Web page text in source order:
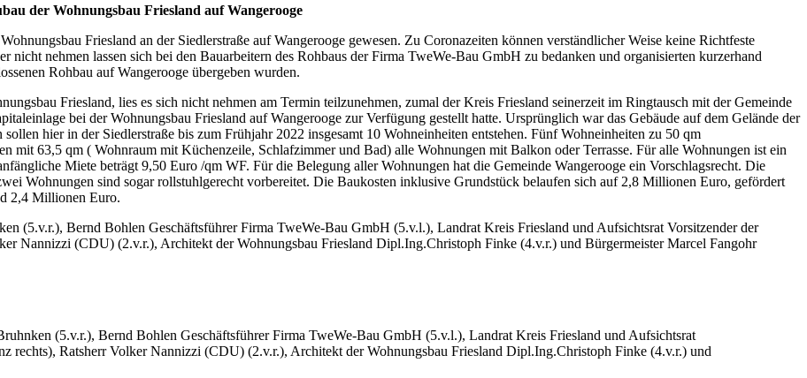
der Wohnungsbau Friesland auf Wangerooge
Friesland an der Siedlerstraße auf Wangerooge gewesen. Zu Coronazeiten können verständlicher Weise keine Richtfeste
nicht nehmen lassen sich bei den Bauarbeitern des Rohbaus der Firma TweWe-Bau GmbH zu bedanken und organisierten kurzerhand
Rohbau auf Wangerooge übergeben wurden.
Friesland, lies es sich nicht nehmen am Termin teilzunehmen, zumal der Kreis Friesland seinerzeit im Ringtausch mit der Gemeinde
bei der Wohnungsbau Friesland auf Wangerooge zur Verfügung gestellt hatte. Ursprünglich war das Gebäude auf dem Gelände der
hier in der Siedlerstraße bis zum Frühjahr 2022 insgesamt 10 Wohneinheiten entstehen. Fünf Wohneinheiten zu 50 qm
mit 63,5 qm ( Wohnraum mit Küchenzeile, Schlafzimmer und Bad) alle Wohnungen mit Balkon oder Terrasse. Für alle Wohnungen ist ein
Miete beträgt 9,50 Euro /qm WF. Für die Belegung aller Wohnungen hat die Gemeinde Wangerooge ein Vorschlagsrecht. Die
Wohnungen sind sogar rollstuhlgerecht vorbereitet. Die Baukosten inklusive Grundstück belaufen sich auf 2,8 Millionen Euro, gefördert
2,4 Millionen Euro.
(5.v.r.), Bernd Bohlen Geschäftsführer Firma TweWe-Bau GmbH (5.v.l.), Landrat Kreis Friesland und Aufsichtsrat Vorsitzender der
Nannizzi (CDU) (2.v.r.), Architekt der Wohnungsbau Friesland Dipl.Ing.Christoph Finke (4.v.r.) und Bürgermeister Marcel Fangohr
(5.v.r.), Bernd Bohlen Geschäftsführer Firma TweWe-Bau GmbH (5.v.l.), Landrat Kreis Friesland und Aufsichtsrat
rechts), Ratsherr Volker Nannizzi (CDU) (2.v.r.), Architekt der Wohnungsbau Friesland Dipl.Ing.Christoph Finke (4.v.r.) und